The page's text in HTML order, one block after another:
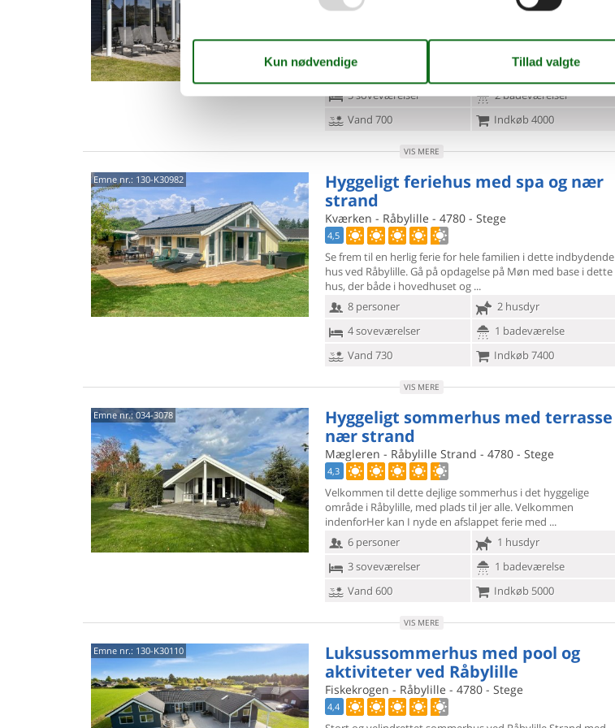
Collection er en samlingaf sommerhuse, der er
14 personer
3 husdyr
5 soveværelser
2 badeværelser
Vand 700
Indkøb 4000
VIS MERE
Emne nr.: 130-K30982
Hyggeligt feriehus med spa og nær
strand
Kværken - Råbylille - 4780 - Stege
4,5
Se frem til en herlig ferie for hele familien i dette indbydende
hus ved Råbylille. Gå på opdagelse på Møn med base i dette
hus, der både i hovedhuset og
8 personer
2 husdyr
4 soveværelser
1 badeværelse
Vand 730
Indkøb 7400
VIS MERE
Emne nr.:034-3078
Hyggeligt sommerhus med terrasse
nær strand
Mægleren - Råbylille Strand - 4780 - Stege
4,3
Velkommen til dette dejlige sommerhus i det hyggelige
område i Råbylille, med plads til jer alle. Velkommen
indenforHer kan I nyde en afslappet ferie med
6 personer
1 husdyr
3 soveværelser
1 badeværelse
Vand 600
Indkøb 5000
VIS MERE
Emne nr.: 130-K30110
Luksussommerhus med pool og
aktiviteter ved Råbylille
Fiskekrogen - Råbylille - 4780 - Stege
4,4